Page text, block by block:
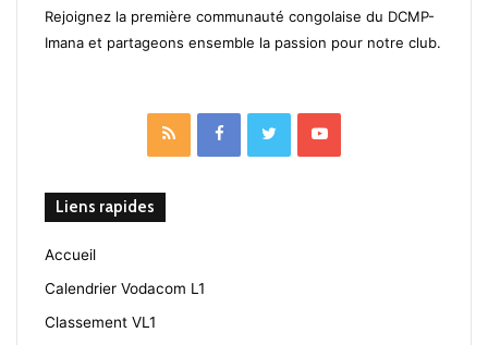
Rejoignez la première communauté congolaise du DCMP-
Imana et partageons ensemble la passion pour notre club.
RSS FacebookTwitterYouTube
Liens rapides
Accueil
Calendrier Vodacom L1
Classement VL1